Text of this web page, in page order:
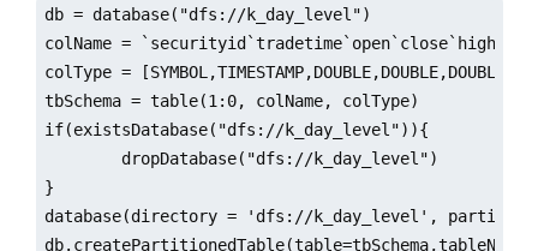
db = database("dfs://k_day_level")
colName =
colType =
tbSchema = table(1:0, colName, colType)
if(existsDatabase("dfs://k_day_level")){
}
database(directory = 'dfs://k_day_level', partitionType =